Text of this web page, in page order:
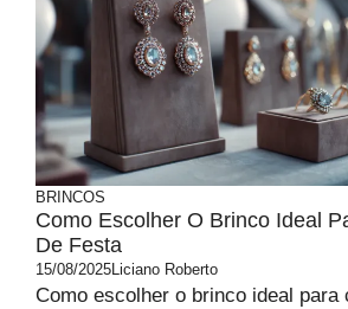
BRINCOS
Como Escolher O Brinco Ideal
De Festa
15/08/2025Liciano Roberto
Como escolher o brinco ideal para